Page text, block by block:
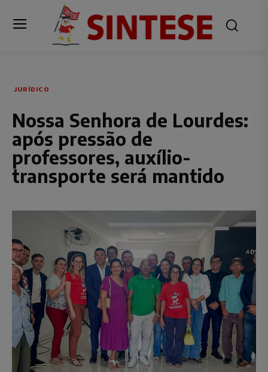
JURÍDICO
Nossa Senhora de Lourdes:
após pressão de
professores, auxílio-
transporte será mantido